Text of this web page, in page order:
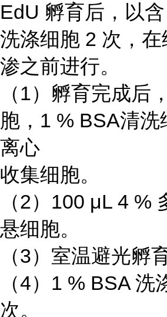
EdU 孵育后，以
洗涤细胞 2 次，在
渗之前进行。
（1）孵育完成后
胞，1 % BSA清洗
离心
收集细胞。
（2）100 μL 4 %
悬细胞。
（3）室温避光孵
（4）1 % BSA 洗
次。